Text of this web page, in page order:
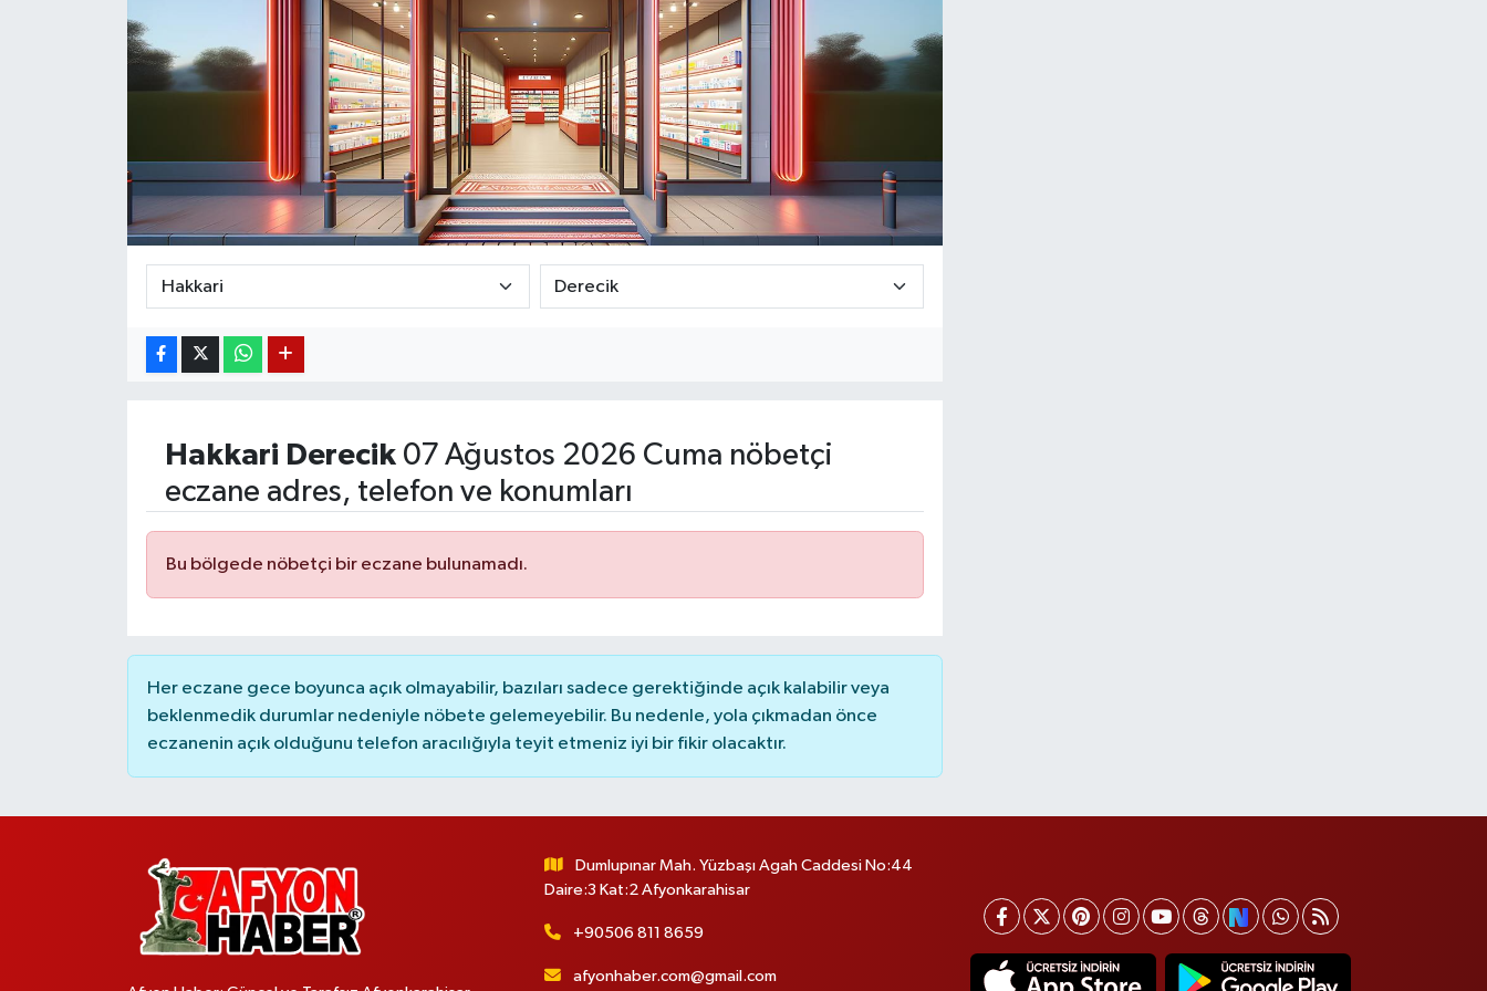
Hakkari Derecik07 Ağustos 2026 Cuma nöbetçi
eczane adres, telefon ve konumları
Bu bölgede nöbetçi bir eczane bulunamadı.
Her eczane gece boyunca açık olmayabilir, bazıları sadece gerektiğinde açık kalabilir veya
beklenmedik durumlar nedeniyle nöbete gelemeyebilir. Bu nedenle, yola çıkmadan önce
eczanenin açık olduğunu telefon aracılığıyla teyit etmeniz iyi bir fikir olacaktır.
Dumlupınar Mah. Yüzbaşı Agah Caddesi No:44
Daire:3 Kat:2 Afyonkarahisar
+90506 811 8659
afyonhaber.com@gmail.com
Magazin